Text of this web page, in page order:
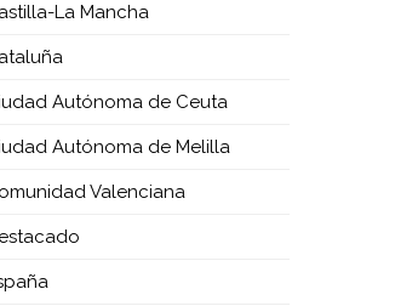
La Mancha
Autónoma de Ceuta
Autónoma de Melilla
Valenciana